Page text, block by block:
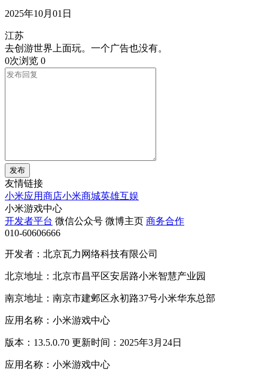
2025年10月01日
江苏
去创游世界上面玩。一个广告也没有。
0次浏览 0
发布
友情链接
小米应用商店小米商城英雄互娱
小米游戏中心
开发者平台 微信公众号 微博主页 商务合作
010-60606666
开发者：北京瓦力网络科技有限公司
北京地址：北京市昌平区安居路小米智慧产业园
南京地址：南京市建邺区永初路37号小米华东总部
应用名称：小米游戏中心
版本：13.5.0.70 更新时间：2025年3月24日
应用名称：小米游戏中心